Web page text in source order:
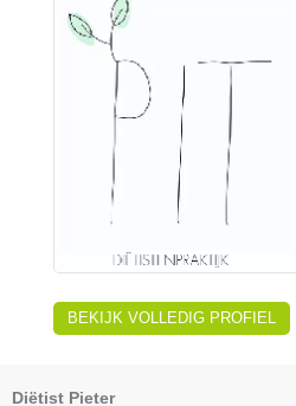
BEKIJK VOLLEDIG PROFIEL
Diëtist Pieter